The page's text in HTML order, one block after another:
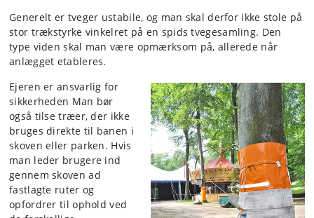
Generelt er tveger ustabile, og man skal derfor ikke stole på
stor trækstyrke vinkelret på en spids tvegesamling. Den
type viden skal man være opmærksom på, allerede når
anlægget etableres.
Ejeren er ansvarlig for
sikkerheden Man bør
også tilse træer, der ikke
bruges direkte til banen i
skoven eller parken. Hvis
man leder brugere ind
gennem skoven ad
fastlagte ruter og
opfordrer til ophold ved